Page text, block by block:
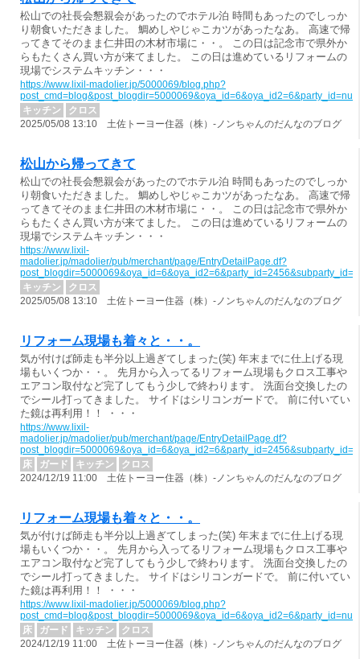
松山での社長会懇親会があったのでホテル泊 時間もあったのでしっか
り朝食いただきました。 鯛めしやじゃこカツがあったなあ。 高速で帰
ってきてそのまま仁井田の木材市場に・・。 この日は記念市で県外か
らもたくさん買い方が来てました。 この日は進めているリフォームの
現場でシステムキッチン・・・
https://www.lixil-madolier.jp/5000069/blog.php?
キッチン
クロス
2025/05/08 13:10 土佐トーヨー住器（株）-ノンちゃんのだんなのブログ
松山から帰ってきて
松山での社長会懇親会があったのでホテル泊 時間もあったのでしっか
り朝食いただきました。 鯛めしやじゃこカツがあったなあ。 高速で帰
ってきてそのまま仁井田の木材市場に・・。 この日は記念市で県外か
らもたくさん買い方が来てました。 この日は進めているリフォームの
現場でシステムキッチン・・・
https://www.lixil-
madolier.jp/madolier/pub/merchant/page/EntryDetailPage.df?
キッチン
クロス
2025/05/08 13:10 土佐トーヨー住器（株）-ノンちゃんのだんなのブログ
リフォーム現場も着々と・・。
気が付けば師走も半分以上過ぎてしまった(笑) 年末までに仕上げる現
場もいくつか・・。 先月から入ってるリフォーム現場もクロス工事や
エアコン取付など完了してもう少しで終わります。 洗面台交換したの
でシール打ってきました。 サイドはシリコンガードで。 前に付いてい
た鏡は再利用！！ ・・・
https://www.lixil-
madolier.jp/madolier/pub/merchant/page/EntryDetailPage.df?
床
ガード キッチン
クロス
2024/12/19 11:00 土佐トーヨー住器（株）-ノンちゃんのだんなのブログ
リフォーム現場も着々と・・。
気が付けば師走も半分以上過ぎてしまった(笑) 年末までに仕上げる現
場もいくつか・・。 先月から入ってるリフォーム現場もクロス工事や
エアコン取付など完了してもう少しで終わります。 洗面台交換したの
でシール打ってきました。 サイドはシリコンガードで。 前に付いてい
た鏡は再利用！！ ・・・
https://www.lixil-madolier.jp/5000069/blog.php?
床
ガード キッチン
クロス
2024/12/19 11:00 土佐トーヨー住器（株）-ノンちゃんのだんなのブログ